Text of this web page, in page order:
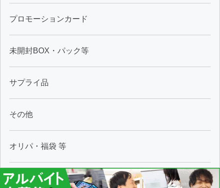
プロモーションカード
未開封BOX・パック等
サプライ品
その他
オリパ・福袋 等